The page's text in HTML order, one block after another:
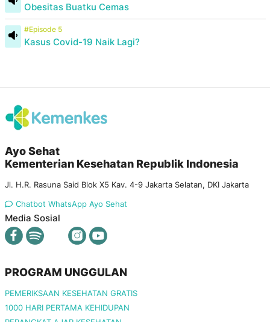
Obesitas Buatku Cemas
#Episode 5
Kasus Covid-19 Naik Lagi?
Ayo Sehat
Kementerian Kesehatan Republik Indonesia
Jl. H.R. Rasuna Said Blok X5 Kav. 4-9 Jakarta Selatan, DKI Jakarta
Chatbot WhatsApp Ayo Sehat
Media Sosial
PROGRAM UNGGULAN
PEMERIKSAAN KESEHATAN GRATIS
1000 HARI PERTAMA KEHIDUPAN